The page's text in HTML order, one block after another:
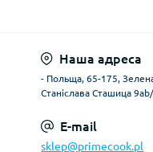
Наша адреса
- Польща, 65-175,
Станіслава Сташица
E-mail
sklep@primecook.pl